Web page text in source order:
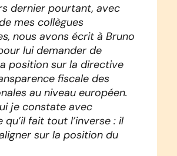
dernier pourtant, avec
mes collègues
nous avons écrit à Bruno
lui demander de
position sur la directive
fiscale des
au niveau européen.
je constate avec
fait tout l’inverse : il
sur la position du